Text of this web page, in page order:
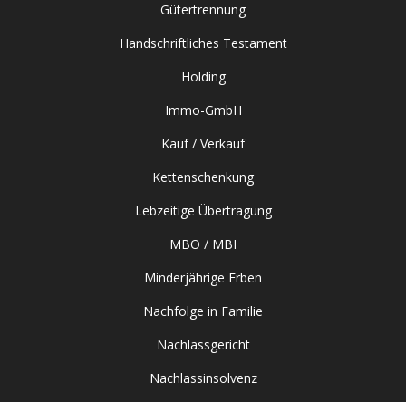
Gütertrennung
Handschriftliches Testament
Holding
Immo-GmbH
Kauf / Verkauf
Kettenschenkung
Lebzeitige Übertragung
MBO / MBI
Minderjährige Erben
Nachfolge in Familie
Nachlassgericht
Nachlassinsolvenz